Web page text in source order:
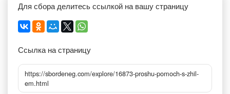
Для сбора делитесь ссылкой на вашу страницу
Ссылка на страницу
https://sbordeneg.com/explore/16873-proshu-pomoch-s-zhil-
em.html